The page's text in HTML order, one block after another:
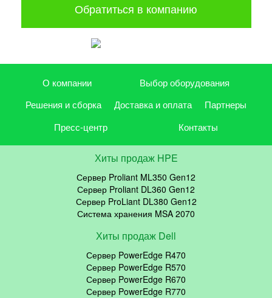
Обратиться в компанию
О компании
Выбор оборудования
Решения и сборка
Доставка и оплата
Партнеры
Пресс-центр
Контакты
Хиты продаж HPE
Сервер Proliant ML350 Gen12
Сервер Proliant DL360 Gen12
Сервер ProLiant DL380 Gen12
Система хранения MSA 2070
Хиты продаж Dell
Сервер PowerEdge R470
Сервер PowerEdge R570
Сервер PowerEdge R670
Сервер PowerEdge R770